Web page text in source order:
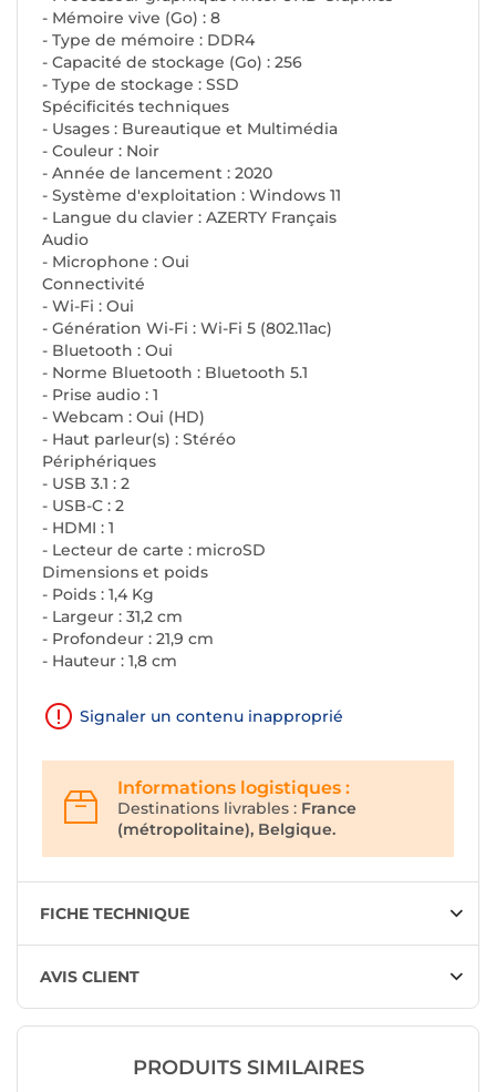
- Mémoire vive (Go) : 8
- Type de mémoire : DDR4
- Capacité de stockage (Go) : 256
- Type de stockage : SSD
Spécificités techniques
- Usages : Bureautique et Multimédia
- Couleur : Noir
- Année de lancement : 2020
- Système d'exploitation : Windows 11
- Langue du clavier : AZERTY Français
Audio
- Microphone : Oui
Connectivité
- Wi-Fi : Oui
- Génération Wi-Fi : Wi-Fi 5 (802.11ac)
- Bluetooth : Oui
- Norme Bluetooth : Bluetooth 5.1
- Prise audio : 1
- Webcam : Oui (HD)
- Haut parleur(s) : Stéréo
Périphériques
- USB 3.1 : 2
- USB-C : 2
- HDMI : 1
- Lecteur de carte : microSD
Dimensions et poids
- Poids : 1,4 Kg
- Largeur : 31,2 cm
- Profondeur : 21,9 cm
- Hauteur : 1,8 cm
Signaler un contenu inapproprié
Informations logistiques :
Destinations livrables : France
(métropolitaine), Belgique.
FICHE TECHNIQUE
AVIS CLIENT
PRODUITS SIMILAIRES